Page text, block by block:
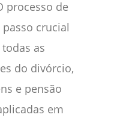
processo de
crucial
as
do divórcio,
e pensão
em